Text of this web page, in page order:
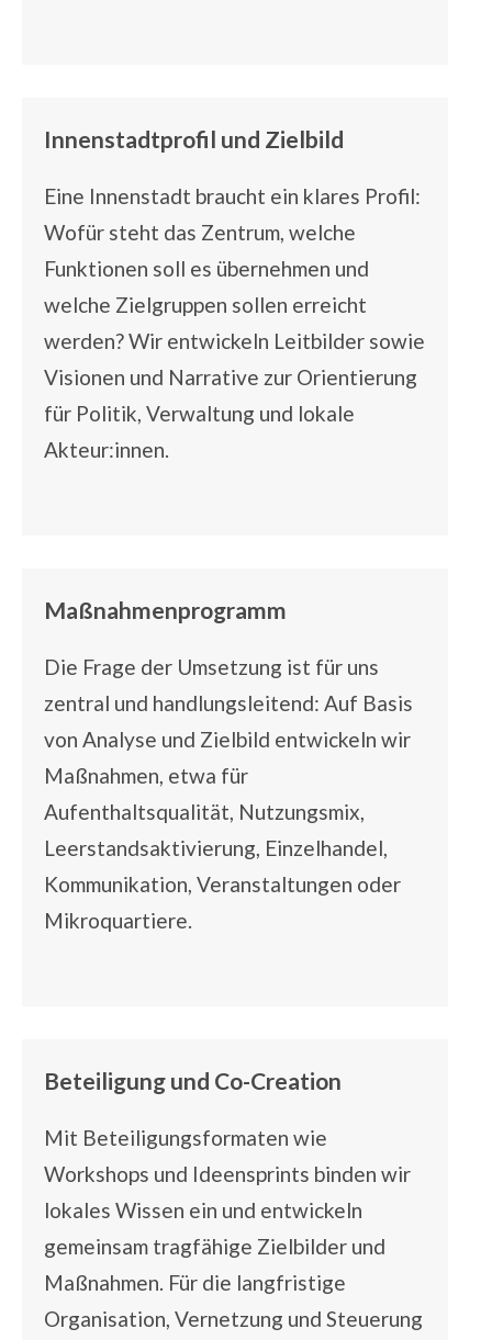
Innenstadtprofil und Zielbild
Eine Innenstadt braucht ein klares Profil:
Wofür steht das Zentrum, welche
Funktionen soll es übernehmen und
welche Zielgruppen sollen erreicht
werden? Wir entwickeln Leitbilder sowie
Visionen und Narrative zur Orientierung
für Politik, Verwaltung und lokale
Akteur:innen.
Maßnahmenprogramm
Die Frage der Umsetzung ist für uns
zentral und handlungsleitend: Auf Basis
von Analyse und Zielbild entwickeln wir
Maßnahmen, etwa für
Aufenthaltsqualität, Nutzungsmix,
Leerstandsaktivierung, Einzelhandel,
Kommunikation, Veranstaltungen oder
Mikroquartiere.
Beteiligung und Co-Creation
Mit Beteiligungsformaten wie
Workshops und Ideensprints binden wir
lokales Wissen ein und entwickeln
gemeinsam tragfähige Zielbilder und
Maßnahmen. Für die langfristige
Organisation, Vernetzung und Steuerung